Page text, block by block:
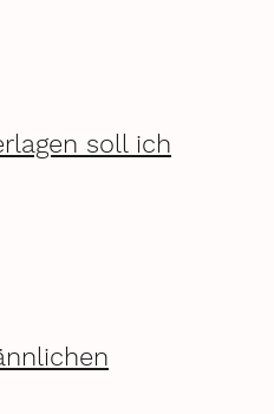
soll ich